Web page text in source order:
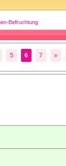
Befruchtung
5 6 7 »